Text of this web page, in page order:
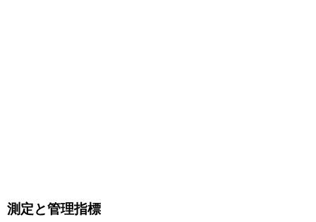
測定と管理指標